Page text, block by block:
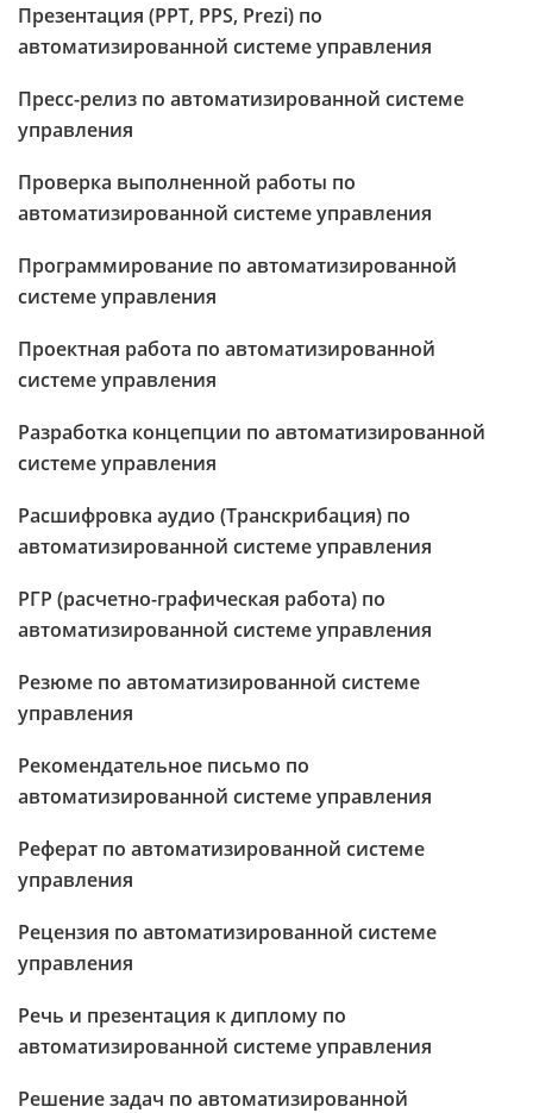
Презентация (PPT, PPS, Prezi) по
автоматизированной системе управления
Пресс-релиз по автоматизированной системе
управления
Проверка выполненной работы по
автоматизированной системе управления
Программирование по автоматизированной
системе управления
Проектная работа по автоматизированной
системе управления
Разработка концепции по автоматизированной
системе управления
Расшифровка аудио (Транскрибация) по
автоматизированной системе управления
РГР (расчетно-графическая работа) по
автоматизированной системе управления
Резюме по автоматизированной системе
управления
Рекомендательное письмо по
автоматизированной системе управления
Реферат по автоматизированной системе
управления
Рецензия по автоматизированной системе
управления
Речь и презентация к диплому по
автоматизированной системе управления
Решение задач по автоматизированной